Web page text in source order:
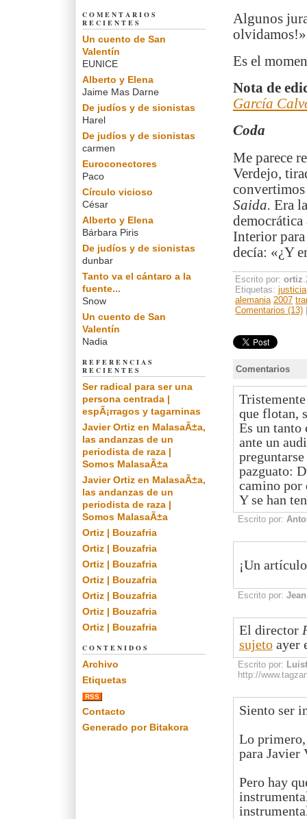
Algunos
olvidamos!»
Es el
Nota de
García
Coda
Me parece
Verdejo,
Saida. Era
Interior
decía: «¿Y
Escrito por: ortiz
Etiquetas: justicia
alemania 2007
Comentarios (13)
Comentarios
que flotan,
Es un tanto
ante un
pazguato:
camino por
Y se han
Escrito por:
¡Un
Escrito por: Jean
El director
sujetoayer
Escrito por:
http://
Siento ser
Lo primero,
para Javier
Pero hay
COMENTARIOS
RECIENTES
Un cuento de San
Valentín
EUNICE
Alberto y Elena
Jaime Mas Darne
De judíos y de sionistas
Harel
De judíos y de sionistas
carmen
Euroconectores
Paco
Círculo vicioso
César
Alberto y Elena
Bárbara Piris
De judíos y de sionistas
dunbar
Tanto va el cántaro a la
fuente...
Snow
Un cuento de San
Valentín
Nadia
REFERENCIAS
RECIENTES
Ser radical para ser una
persona centrada |
espÃ¡rragos y tagarninas
Javier Ortiz en MalasaÃ±a,
las andanzas de un
periodista de raza |
Somos MalasaÃ±a
Javier Ortiz en MalasaÃ±a,
las andanzas de un
periodista de raza |
Somos MalasaÃ±a
Ortiz | Bouzafria
Ortiz | Bouzafria
Ortiz | Bouzafria
Ortiz | Bouzafria
Ortiz | Bouzafria
Ortiz | Bouzafria
Ortiz | Bouzafria
CONTENIDOS
Archivo
Etiquetas
RSS
Contacto
Generado por Bitakora